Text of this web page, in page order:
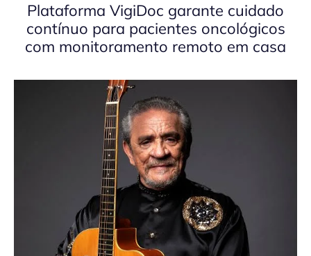
Plataforma VigiDoc garante cuidado
contínuo para pacientes oncológicos
com monitoramento remoto em casa